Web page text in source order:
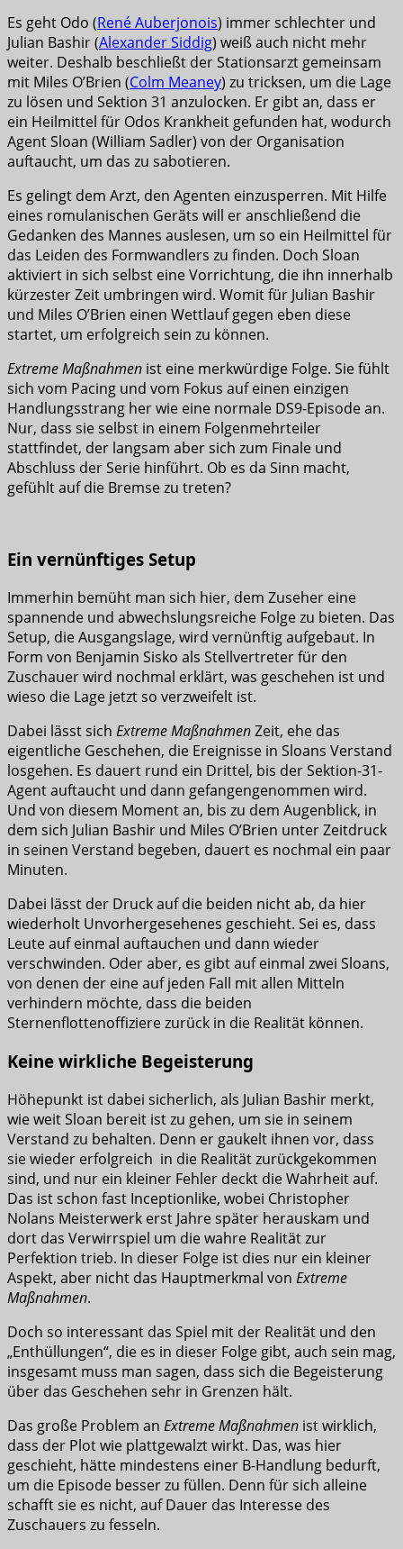
Es geht Odo (René Auberjonois) immer schlechter und
Julian Bashir (Alexander Siddig) weiß auch nicht mehr
weiter. Deshalb beschließt der Stationsarzt gemeinsam
mit Miles O’Brien (Colm Meaney) zu tricksen, um die Lage
zu lösen und Sektion 31 anzulocken. Er gibt an, dass er
ein Heilmittel für Odos Krankheit gefunden hat, wodurch
Agent Sloan (William Sadler) von der Organisation
auftaucht, um das zu sabotieren.
Es gelingt dem Arzt, den Agenten einzusperren. Mit Hilfe
eines romulanischen Geräts will er anschließend die
Gedanken des Mannes auslesen, um so ein Heilmittel für
das Leiden des Formwandlers zu finden. Doch Sloan
aktiviert in sich selbst eine Vorrichtung, die ihn innerhalb
kürzester Zeit umbringen wird. Womit für Julian Bashir
und Miles O’Brien einen Wettlauf gegen eben diese
startet, um erfolgreich sein zu können.
Extreme Maßnahmen ist eine merkwürdige Folge. Sie fühlt
sich vom Pacing und vom Fokus auf einen einzigen
Handlungsstrang her wie eine normale DS9-Episode an.
Nur, dass sie selbst in einem Folgenmehrteiler
stattfindet, der langsam aber sich zum Finale und
Abschluss der Serie hinführt. Ob es da Sinn macht,
gefühlt auf die Bremse zu treten?
Ein vernünftiges Setup
Immerhin bemüht man sich hier, dem Zuseher eine
spannende und abwechslungsreiche Folge zu bieten. Das
Setup, die Ausgangslage, wird vernünftig aufgebaut. In
Form von Benjamin Sisko als Stellvertreter für den
Zuschauer wird nochmal erklärt, was geschehen ist und
wieso die Lage jetzt so verzweifelt ist.
Dabei lässt sich Extreme MaßnahmenZeit, ehe das
eigentliche Geschehen, die Ereignisse in Sloans Verstand
losgehen. Es dauert rund ein Drittel, bis der Sektion-31-
Agent auftaucht und dann gefangengenommen wird.
Und von diesem Moment an, bis zu dem Augenblick, in
dem sich Julian Bashir und Miles O’Brien unter Zeitdruck
in seinen Verstand begeben, dauert es nochmal ein paar
Minuten.
Dabei lässt der Druck auf die beiden nicht ab, da hier
wiederholt Unvorhergesehenes geschieht. Sei es, dass
Leute auf einmal auftauchen und dann wieder
verschwinden. Oder aber, es gibt auf einmal zwei Sloans,
von denen der eine auf jeden Fall mit allen Mitteln
verhindern möchte, dass die beiden
Sternenflottenoffiziere zurück in die Realität können.
Keine wirkliche Begeisterung
Höhepunkt ist dabei sicherlich, als Julian Bashir merkt,
wie weit Sloan bereit ist zu gehen, um sie in seinem
Verstand zu behalten. Denn er gaukelt ihnen vor, dass
sie wieder erfolgreich in die Realität zurückgekommen
sind, und nur ein kleiner Fehler deckt die Wahrheit auf.
Das ist schon fast Inceptionlike, wobei Christopher
Nolans Meisterwerk erst Jahre später herauskam und
dort das Verwirrspiel um die wahre Realität zur
Perfektion trieb. In dieser Folge ist dies nur ein kleiner
Aspekt, aber nicht das Hauptmerkmal von Extreme
Maßnahmen.
Doch so interessant das Spiel mit der Realität und den
„Enthüllungen“, die es in dieser Folge gibt, auch sein mag,
insgesamt muss man sagen, dass sich die Begeisterung
über das Geschehen sehr in Grenzen hält.
Das große Problem an Extreme Maßnahmen ist wirklich,
dass der Plot wie plattgewalzt wirkt. Das, was hier
geschieht, hätte mindestens einer B-Handlung bedurft,
um die Episode besser zu füllen. Denn für sich alleine
schafft sie es nicht, auf Dauer das Interesse des
Zuschauers zu fesseln.